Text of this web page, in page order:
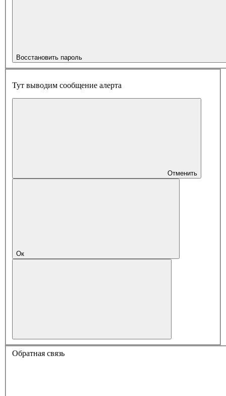
Восстановить пароль
Тут выводим сообщение алерта
Отменить
Ок
Обратная связь